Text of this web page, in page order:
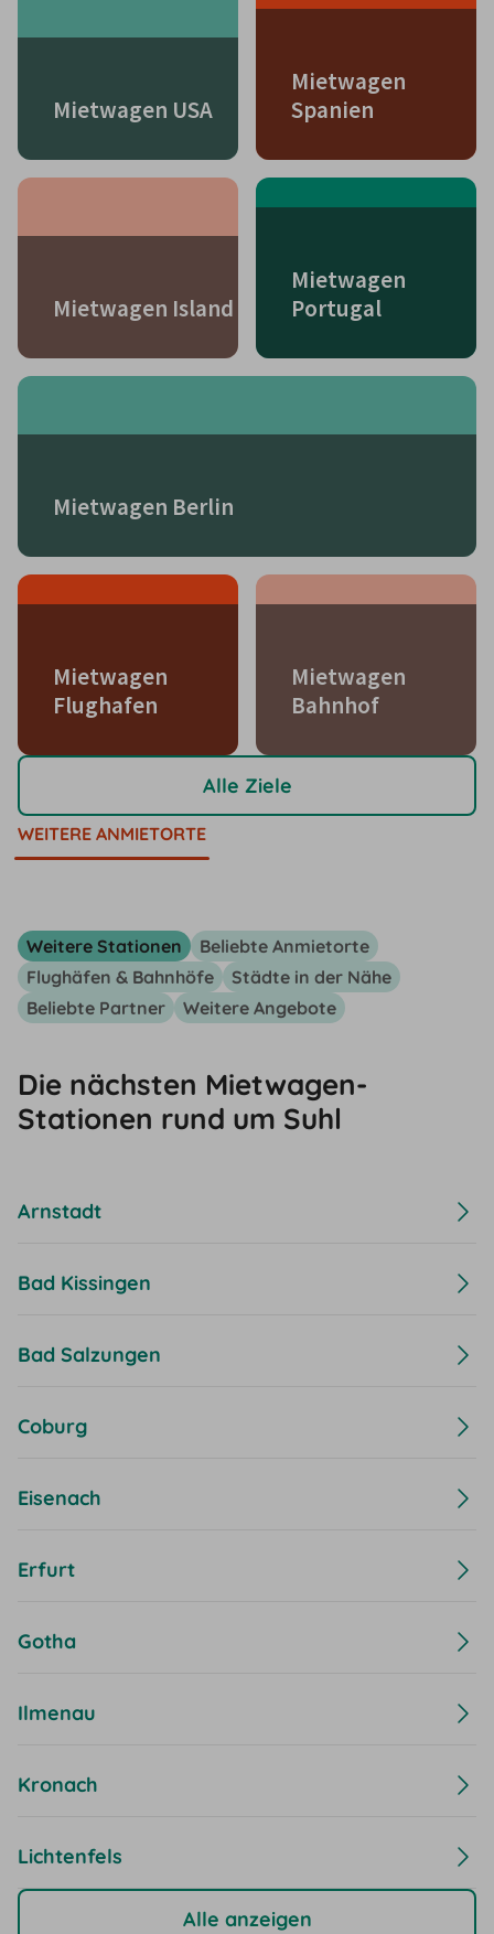
Mietwagen USA
Mietwagen
Spanien
Mietwagen Island
Mietwagen
Portugal
Mietwagen Berlin
Mietwagen
Flughafen
Mietwagen
Bahnhof
Alle Ziele
WEITERE ANMIETORTE
Weitere Stationen
Beliebte Anmietorte
Flughäfen & Bahnhöfe
Städte in der Nähe
Beliebte Partner
Weitere Angebote
Die nächsten Mietwagen-
Stationen rund um Suhl
Arnstadt
Bad Kissingen
Bad Salzungen
Coburg
Eisenach
Erfurt
Gotha
Ilmenau
Kronach
Lichtenfels
Alle anzeigen